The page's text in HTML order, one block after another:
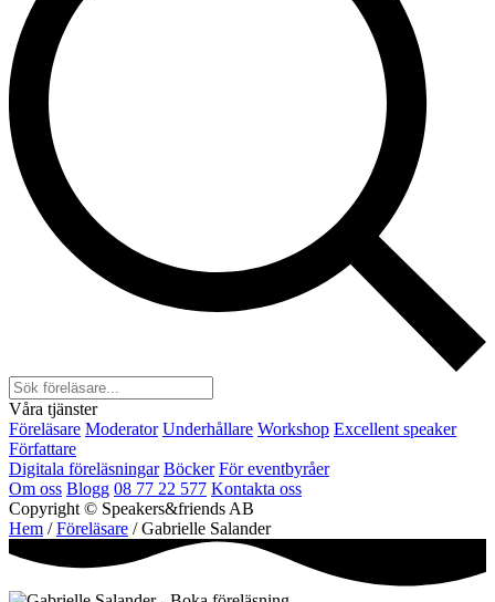
Våra tjänster
Föreläsare Moderator Underhållare Workshop Excellent speaker
Författare
Digitala föreläsningar Böcker För eventbyråer
Om oss Blogg 08 77 22 577 Kontakta oss
Copyright © Speakers&friends AB
Hem /Föreläsare / Gabrielle Salander